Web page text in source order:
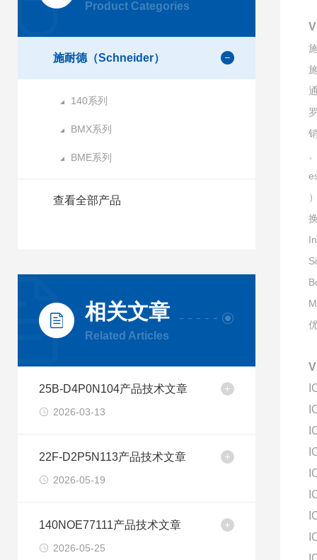
Product Categories
施耐德（Schneider）
140系列
BMX系列
BME系列
查看全部产品
相关文章
Related Articles
25B-D4P0N104产品技术文章
2026-03-13
22F-D2P5N113产品技术文章
2026-05-19
140NOE77111产品技术文章
2026-05-25